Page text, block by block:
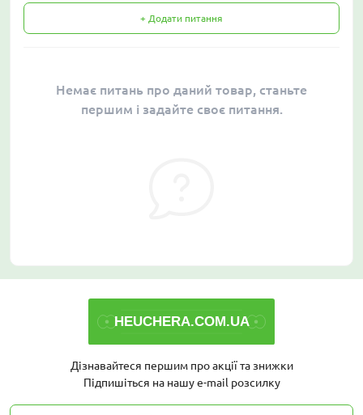
+ Додати питання
Немає питань про даний товар, станьте
першим і задайте своє питання.
Дізнавайтеся першим про акції та знижки
Підпишіться на нашу e-mail розсилку